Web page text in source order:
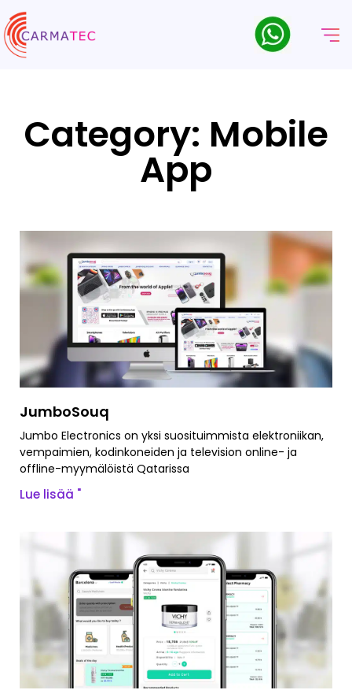
Category: Mobile
App
JumboSouq
Jumbo Electronics on yksi suosituimmista elektroniikan,
vempaimien, kodinkoneiden ja television online- ja
offline-myymälöistä Qatarissa
Lue lisää "